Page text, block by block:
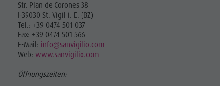
Str. Plan de Corones 38
I-39030 St. Vigil i. E. (BZ)
Tel.: +39 0474 501 037
Fax: +39 0474 501 566
E-Mail: info@sanvigilio.com
Web: www.sanvigilio.com
Öffnungszeiten: